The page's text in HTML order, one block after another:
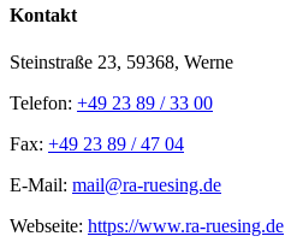
Kontakt
Steinstraße 23, 59368, Werne
Telefon: +49 23 89 / 33 00
Fax: +49 23 89 / 47 04
E-Mail: mail@ra-ruesing.de
Webseite: https://www.ra-ruesing.de